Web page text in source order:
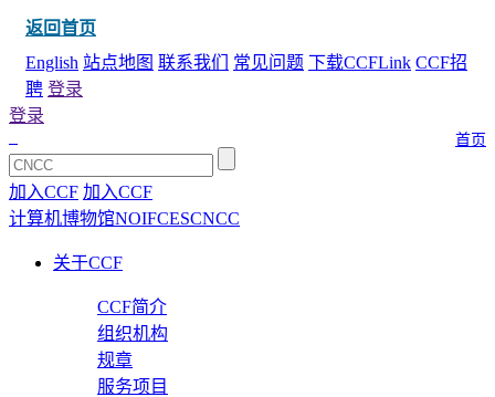
返回首页
English 站点地图 联系我们 常见问题 下载CCFLink CCF招
聘 登录
首页
登录
加入CCF 加入CCF
计算机博物馆NOIFCESCNCC
关于CCF
CCF简介
组织机构
规章
服务项目